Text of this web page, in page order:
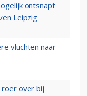
ontsnapt
Leipzig
vluchten naar
roer over bij